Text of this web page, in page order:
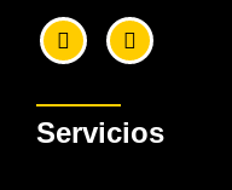
Servicios